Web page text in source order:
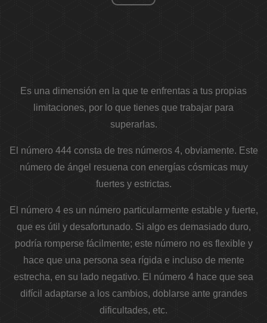
Es una dimensión en la que te enfrentas a tus propias
limitaciones, por lo que tienes que trabajar para
superarlas.
El número 444 consta de tres números 4, obviamente. Este
número de ángel resuena con energías cósmicas muy
fuertes y estrictas.
El número 4 es un número particularmente estable y fuerte,
que es útil y desafortunado. Si algo es demasiado duro,
podría romperse fácilmente; este número no es flexible y
hace que una persona sea rígida e incluso de mente
estrecha, en su lado negativo. El número 4 hace que sea
difícil adaptarse a los cambios, doblarse ante grandes
dificultades, etc.